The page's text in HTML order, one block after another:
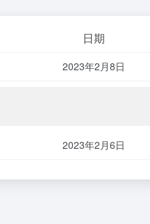
日期
2023年2月8日
2023年2月6日